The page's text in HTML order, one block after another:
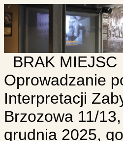
BRAK MIEJSC
Oprowadzanie
Interpretacji
Brzozowa 11/
grudnia 2025,